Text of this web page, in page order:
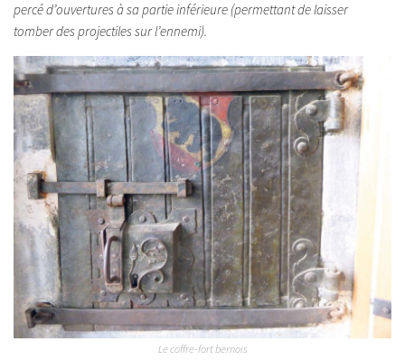
percé d’ouvertures à sa partie inférieure (permettant de laisser
tomber des projectiles sur l’ennemi).
Le coffre-fort bernois